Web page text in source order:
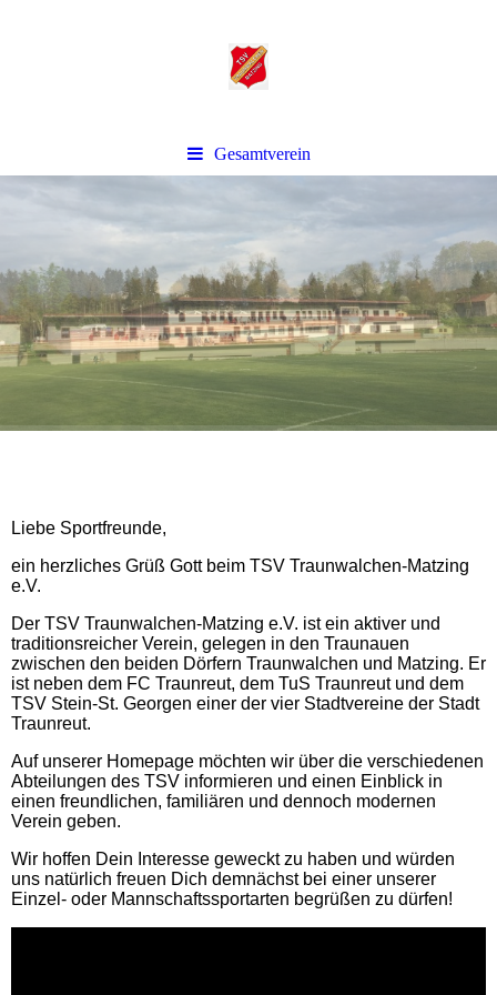
Gesamtverein
Liebe Sportfreunde,
ein herzliches Grüß Gott beim TSV Traunwalchen-Matzing
e.V.
Der TSV Traunwalchen-Matzing e.V. ist ein aktiver und
traditionsreicher Verein, gelegen in den Traunauen
zwischen den beiden Dörfern Traunwalchen und Matzing. Er
ist neben dem FC Traunreut, dem TuS Traunreut und dem
TSV Stein-St. Georgen einer der vier Stadtvereine der Stadt
Traunreut.
Auf unserer Homepage möchten wir über die verschiedenen
Abteilungen des TSV informieren und einen Einblick in
einen freundlichen, familiären und dennoch modernen
Verein geben.
Wir hoffen Dein Interesse geweckt zu haben und würden
uns natürlich freuen Dich demnächst bei einer unserer
Einzel- oder Mannschaftssportarten begrüßen zu dürfen!